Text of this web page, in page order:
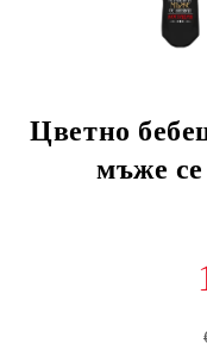
Цветно
мъже се